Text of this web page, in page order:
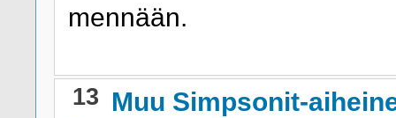
mennään.
13 Muu Simpsonit-